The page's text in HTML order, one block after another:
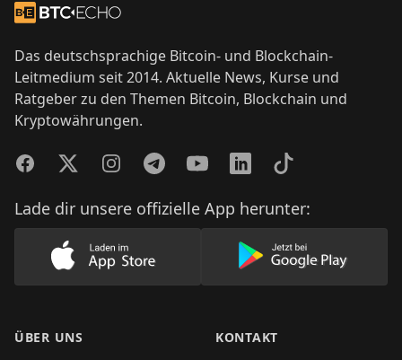
Zur Startseite
Das deutschsprachige Bitcoin- und Blockchain-
Leitmedium seit 2014. Aktuelle News, Kurse und
Ratgeber zu den Themen Bitcoin, Blockchain und
Kryptowährungen.
FacebookTwitterInstagramTelegramYouTubeLinkedInTikTok
Lade dir unsere offizielle App herunter:
Lade unsere App im AppStore herunter
Lade unsere
ÜBER UNS KONTAKT